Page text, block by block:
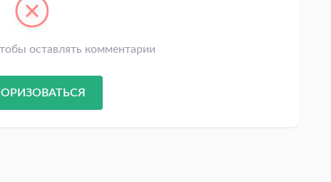
оставлять комментарии